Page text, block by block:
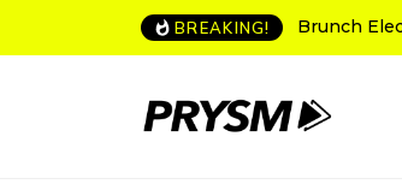
BREAKING!
Brunch Electronik de retour à